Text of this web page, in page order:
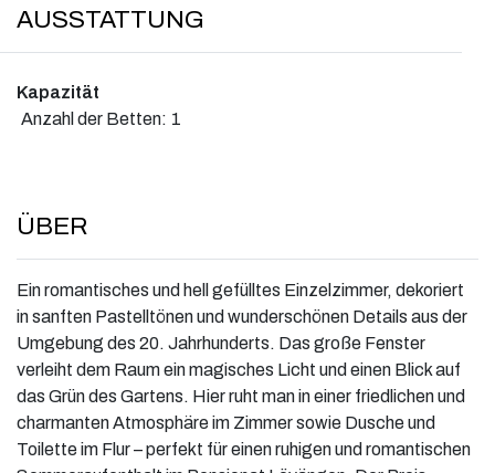
AUSSTATTUNG
Kapazität
Anzahl der Betten: 1
ÜBER
Ein romantisches und hell gefülltes Einzelzimmer, dekoriert
in sanften Pastelltönen und wunderschönen Details aus der
Umgebung des 20. Jahrhunderts. Das große Fenster
verleiht dem Raum ein magisches Licht und einen Blick auf
das Grün des Gartens. Hier ruht man in einer friedlichen und
charmanten Atmosphäre im Zimmer sowie Dusche und
Toilette im Flur – perfekt für einen ruhigen und romantischen